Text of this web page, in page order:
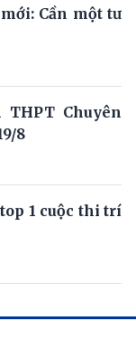
Cần một tư
Chuyên
8
1 cuộc thi trí